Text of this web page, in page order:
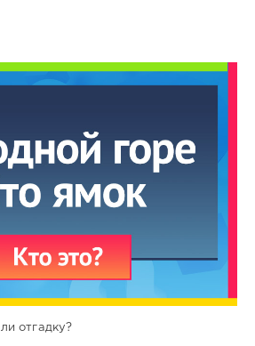
отгадку?